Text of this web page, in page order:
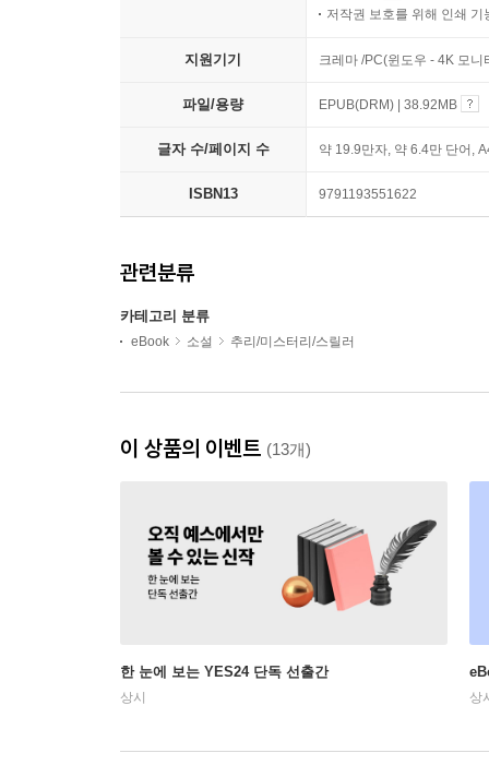
저작권 보호를 위해 인쇄 기
지원기기 크레마 /PC(윈도우 - 4K 모
파일/용량 EPUB(DRM) | 38.92MB
글자 수/페이지 수 약 19.9만자, 약 6.4만 단어,
ISBN13 9791193551622
관련분류
카테고리 분류
eBook 소설 추리/미스터리/스릴러
이 상품의 이벤트 (13개)
한 눈에 보는 YES24 단독 선출간
상시 상